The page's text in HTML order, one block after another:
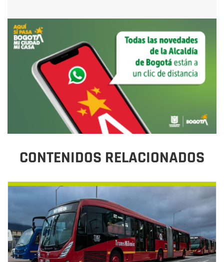
CONTENIDOS RELACIONADOS